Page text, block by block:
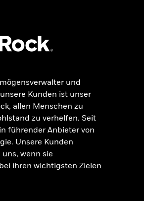
und
Kunden ist unser
allen Menschen zu
zu verhelfen. Seit
führender Anbieter von
Unsere Kunden
wenn sie
ihren wichtigsten Zielen